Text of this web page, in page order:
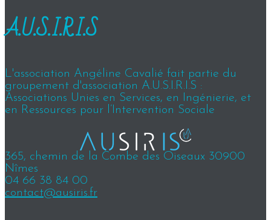
A.U.S.I.R.I.S
L'association Angéline Cavalié fait partie du
groupement d'association A.U.S.I.R.I.S :
Associations Unies en Services, en Ingénierie, et
en Ressources pour l’Intervention Sociale
365, chemin de la Combe des Oiseaux 30900
Nîmes
04 66 38 84 00
contact@ausiris.fr